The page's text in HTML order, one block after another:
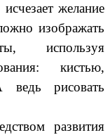
желание
изображать
используя
кистью,
ведь рисовать
развития